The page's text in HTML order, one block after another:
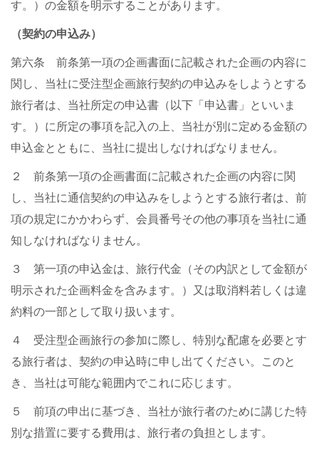
す。）の金額を明示することがあります。
（契約の申込み）
第六条 前条第一項の企画書面に記載された企画の内容に
関し、当社に受注型企画旅行契約の申込みをしようとする
旅行者は、当社所定の申込書（以下「申込書」といいま
す。）に所定の事項を記入の上、当社が別に定める金額の
申込金とともに、当社に提出しなければなりません。
２ 前条第一項の企画書面に記載された企画の内容に関
し、当社に通信契約の申込みをしようとする旅行者は、前
項の規定にかかわらず、会員番号その他の事項を当社に通
知しなければなりません。
３ 第一項の申込金は、旅行代金（その内訳として金額が
明示された企画料金を含みます。）又は取消料若しくは違
約料の一部として取り扱います。
４ 受注型企画旅行の参加に際し、特別な配慮を必要とす
る旅行者は、契約の申込時に申し出てください。このと
き、当社は可能な範囲内でこれに応じます。
５ 前項の申出に基づき、当社が旅行者のために講じた特
別な措置に要する費用は、旅行者の負担とします。